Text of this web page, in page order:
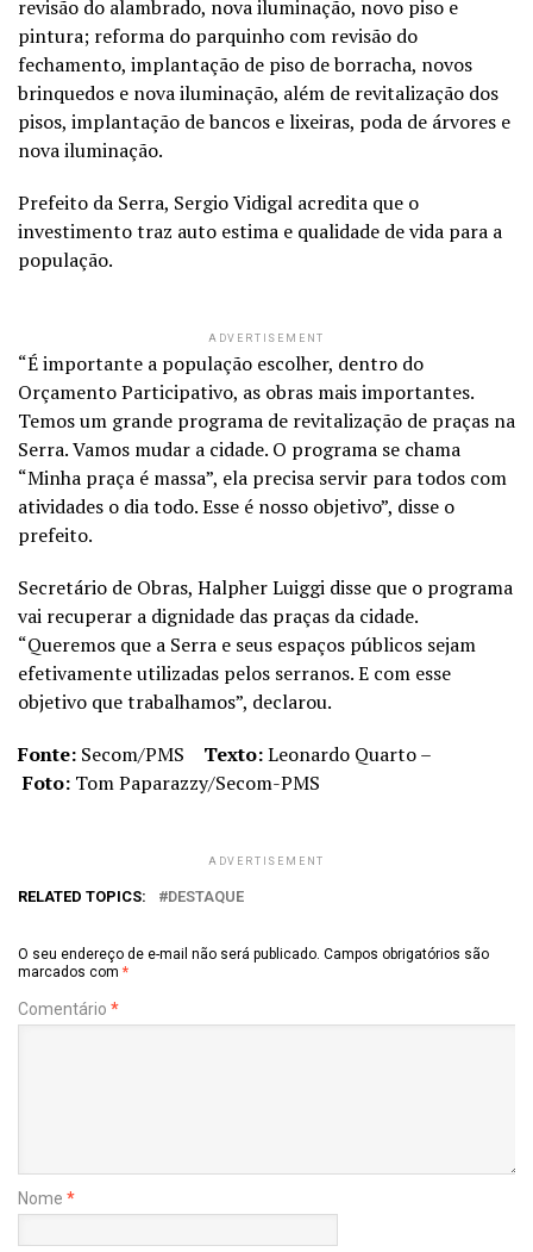
revisão do alambrado, nova iluminação, novo piso e
pintura; reforma do parquinho com revisão do
fechamento, implantação de piso de borracha, novos
brinquedos e nova iluminação, além de revitalização dos
pisos, implantação de bancos e lixeiras, poda de árvores e
nova iluminação.
Prefeito da Serra, Sergio Vidigal acredita que o
investimento traz auto estima e qualidade de vida para a
população.
ADVERTISEMENT
“É importante a população escolher, dentro do
Orçamento Participativo, as obras mais importantes.
Temos um grande programa de revitalização de praças na
Serra. Vamos mudar a cidade. O programa se chama
“Minha praça é massa”, ela precisa servir para todos com
atividades o dia todo. Esse é nosso objetivo”, disse o
prefeito.
Secretário de Obras, Halpher Luiggi disse que o programa
vai recuperar a dignidade das praças da cidade.
“Queremos que a Serra e seus espaços públicos sejam
efetivamente utilizadas pelos serranos. E com esse
objetivo que trabalhamos”, declarou.
Fonte: Secom/PMS Texto:Leonardo Quarto –
Foto: Tom Paparazzy/Secom-PMS
ADVERTISEMENT
RELATED TOPICS: DESTAQUE
O seu endereço de e-mail não será publicado. Campos obrigatórios são
marcados com *
Comentário *
Nome *